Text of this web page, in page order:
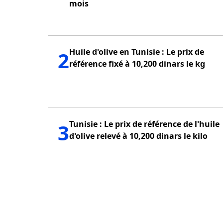
mois
2Huile d'olive en Tunisie : Le prix de
référence fixé à 10,200 dinars le kg
3Tunisie : Le prix de référence de l'huile
d'olive relevé à 10,200 dinars le kilo